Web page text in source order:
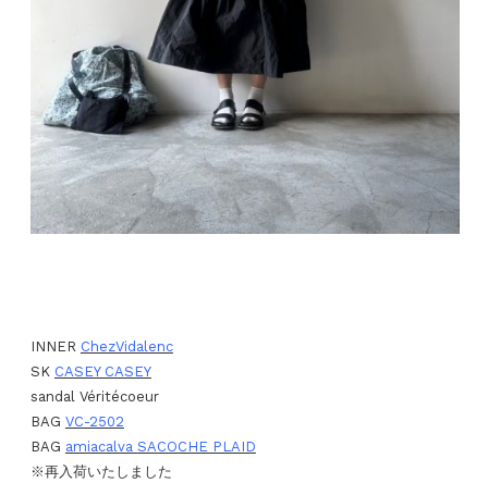
INNER ChezVidalenc
SK CASEY CASEY
sandal Véritécoeur
BAG VC-2502
BAG amiacalva SACOCHE PLAID
※再入荷いたしました